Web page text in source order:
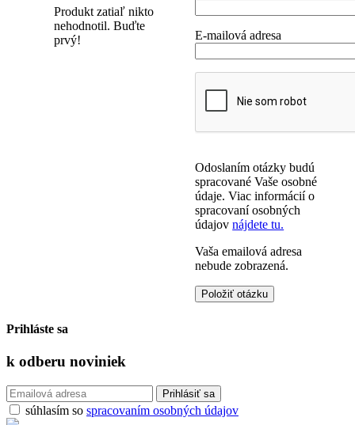
Produkt zatiaľ nikto
nehodnotil. Buďte
prvý!
E-mailová adresa
Odoslaním otázky budú
spracované Vaše osobné
údaje. Viac informácií o
spracovaní osobných
údajovnájdete tu.
Vaša emailová adresa
nebude zobrazená.
Prihláste sa
k odberu noviniek
súhlasím so spracovaním osobných údajov